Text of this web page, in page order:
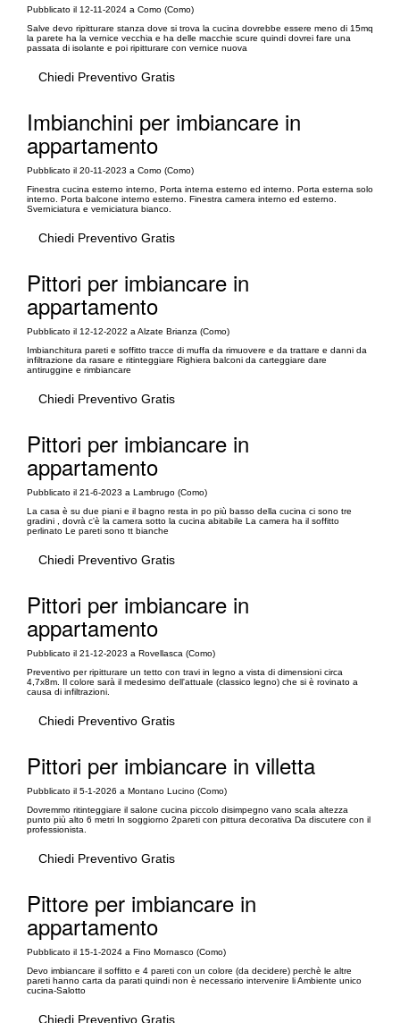
Pubblicato il 12-11-2024 a Como (Como)
Salve devo ripitturare stanza dove si trova la cucina dovrebbe essere meno di 15mq
la parete ha la vernice vecchia e ha delle macchie scure quindi dovrei fare una
passata di isolante e poi ripitturare con vernice nuova
Chiedi Preventivo Gratis
Imbianchini per imbiancare in
appartamento
Pubblicato il 20-11-2023 a Como (Como)
Finestra cucina esterno interno, Porta interna esterno ed interno. Porta esterna solo
interno. Porta balcone interno esterno. Finestra camera interno ed esterno.
Sverniciatura e verniciatura bianco.
Chiedi Preventivo Gratis
Pittori per imbiancare in
appartamento
Pubblicato il 12-12-2022 a Alzate Brianza (Como)
Imbianchitura pareti e soffitto tracce di muffa da rimuovere e da trattare e danni da
infiltrazione da rasare e ritinteggiare Righiera balconi da carteggiare dare
antiruggine e rimbiancare
Chiedi Preventivo Gratis
Pittori per imbiancare in
appartamento
Pubblicato il 21-6-2023 a Lambrugo (Como)
La casa è su due piani e il bagno resta in po più basso della cucina ci sono tre
gradini , dovrà c'è la camera sotto la cucina abitabile La camera ha il soffitto
perlinato Le pareti sono tt bianche
Chiedi Preventivo Gratis
Pittori per imbiancare in
appartamento
Pubblicato il 21-12-2023 a Rovellasca (Como)
Preventivo per ripitturare un tetto con travi in legno a vista di dimensioni circa
4,7x8m. Il colore sarà il medesimo dell'attuale (classico legno) che si è rovinato a
causa di infiltrazioni.
Chiedi Preventivo Gratis
Pittori per imbiancare in villetta
Pubblicato il 5-1-2026 a Montano Lucino (Como)
Dovremmo ritinteggiare il salone cucina piccolo disimpegno vano scala altezza
punto più alto 6 metri In soggiorno 2pareti con pittura decorativa Da discutere con il
professionista.
Chiedi Preventivo Gratis
Pittore per imbiancare in
appartamento
Pubblicato il 15-1-2024 a Fino Mornasco (Como)
Devo imbiancare il soffitto e 4 pareti con un colore (da decidere) perchè le altre
pareti hanno carta da parati quindi non è necessario intervenire li Ambiente unico
cucina-Salotto
Chiedi Preventivo Gratis